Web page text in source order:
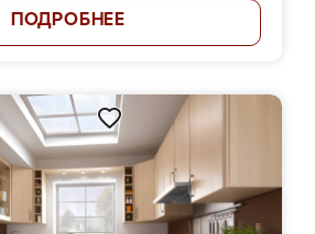
ПОДРОБНЕЕ